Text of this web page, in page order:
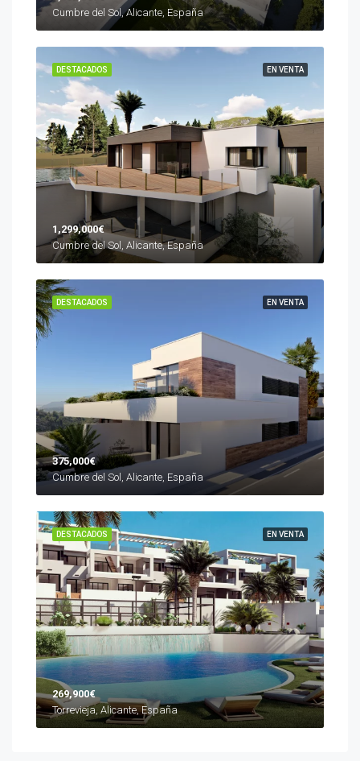
Cumbre del Sol, Alicante, España
EN VENTA
DESTACADOS
1,299,000€
Cumbre del Sol, Alicante, España
EN VENTA
DESTACADOS
375,000€
Cumbre del Sol, Alicante, España
EN VENTA
DESTACADOS
269,900€
Torrevieja, Alicante, España